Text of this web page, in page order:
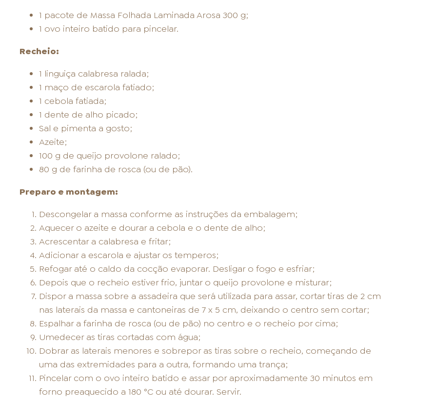
1 pacote de Massa Folhada Laminada Arosa 300 g;
1 ovo inteiro batido para pincelar.
Recheio:
1 linguiça calabresa ralada;
1 maço de escarola fatiado;
1 cebola fatiada;
1 dente de alho picado;
Sal e pimenta a gosto;
Azeite;
100 g de queijo provolone ralado;
80 g de farinha de rosca (ou de pão).
Preparo e montagem:
Descongelar a massa conforme as instruções da embalagem;
Aquecer o azeite e dourar a cebola e o dente de alho;
Acrescentar a calabresa e fritar;
Adicionar a escarola e ajustar os temperos;
Refogar até o caldo da cocção evaporar. Desligar o fogo e esfriar;
Depois que o recheio estiver frio, juntar o queijo provolone e misturar;
Dispor a massa sobre a assadeira que será utilizada para assar, cortar tiras de 2 cm
nas laterais da massa e cantoneiras de 7 x 5 cm, deixando o centro sem cortar;
Espalhar a farinha de rosca (ou de pão) no centro e o recheio por cima;
Umedecer as tiras cortadas com água;
Dobrar as laterais menores e sobrepor as tiras sobre o recheio, começando de
uma das extremidades para a outra, formando uma trança;
Pincelar com o ovo inteiro batido e assar por aproximadamente 30 minutos em
forno preaquecido a 180 °C ou até dourar. Servir.